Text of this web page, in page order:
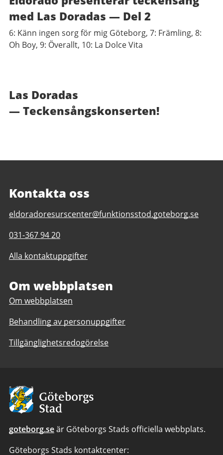
med Las Doradas — Del 2
6: Känn ingen sorg för mig Göteborg, 7: Främling, 8:
Oh Boy, 9: Överallt, 10: La Dolce Vita
Las Doradas
— Teckensångskonserten!
Kontakta oss
E-
till
Eldorado
Resurscenter
eldoradoresurscenter@funktionsstod.goteborg.se
Telefonnummer
Eldorado
031-367 94 20
Alla kontaktuppgifter
Om webbplatsen
Om webbplatsen
Behandling av personuppgifter
Tillgänglighetsredogörelse
Avsändare:
Göteborgs
Stad
goteborg.seär Göteborgs Stads officiella webbplats.
Göteborgs Stads kontaktcenter: